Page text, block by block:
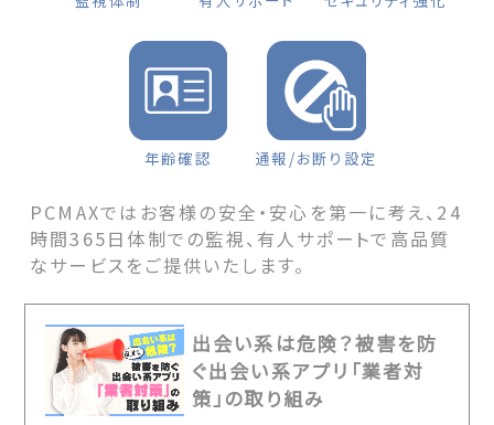
年齢確認 通報/お断り設定
PCMAXではお客様の安全・安心を第一に考え、24
時間365日体制での監視、有人サポートで高品質
なサービスをご提供いたします。
出会い系は危険？被害を防
ぐ出会い系アプリ「業者対
策」の取り組み